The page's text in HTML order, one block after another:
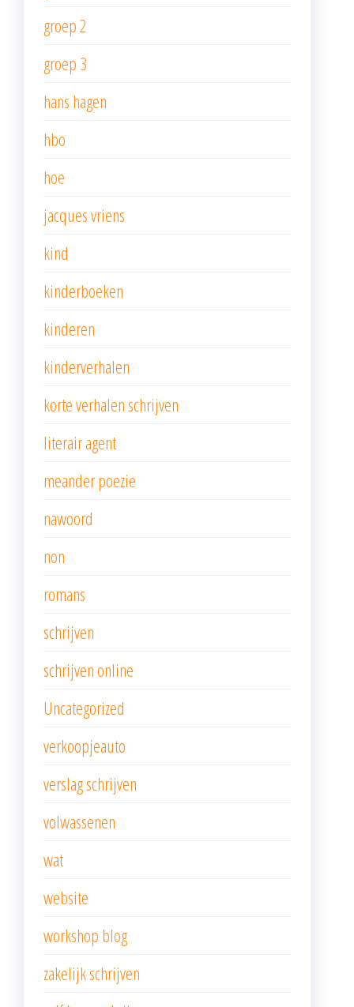
groep 2
groep 3
hans hagen
hbo
hoe
jacques vriens
kind
kinderboeken
kinderen
kinderverhalen
korte verhalen schrijven
literair agent
meander poezie
nawoord
non
romans
schrijven
schrijven online
Uncategorized
verkoopjeauto
verslag schrijven
volwassenen
wat
website
workshop blog
zakelijk schrijven